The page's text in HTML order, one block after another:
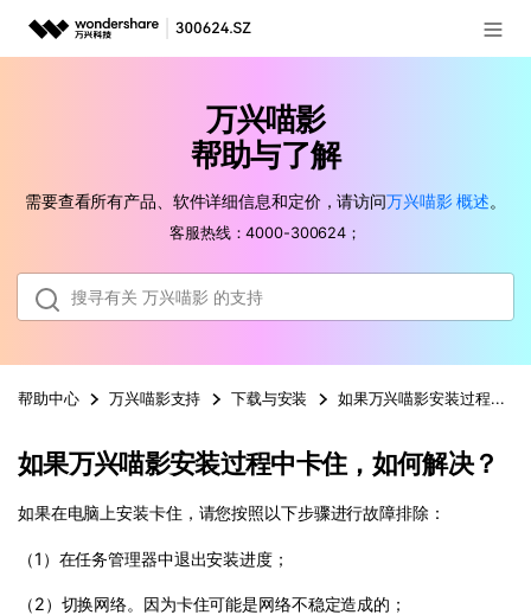
新闻中心
加入我们
客服热线：4000-300624
万兴喵影
帮助与了解
需要查看所有产品、软件详细信息和定价，请访问万兴喵影概述。
客服热线：4000-300624；
帮助中心 万兴喵影支持 下载与安装 如果万兴喵影安装过程中卡
如果万兴喵影安装过程中卡住，如何解决？
如果在电脑上安装卡住，请您按照以下步骤进行故障排除：
（1 ）在任务管理器中退出安装进度；
（2）切换网络。因为卡住可能是网络不稳定造成的；